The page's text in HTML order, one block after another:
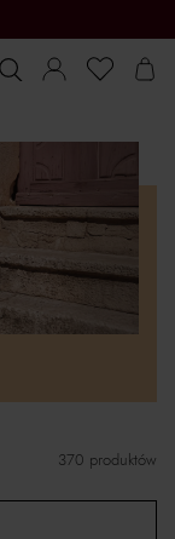
370 produktów